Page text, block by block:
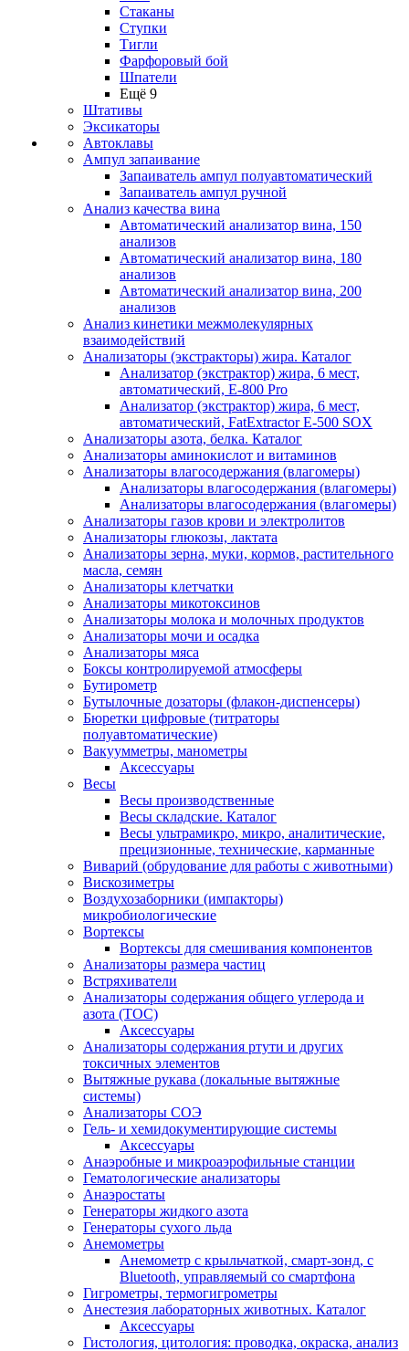
Стаканы
Ступки
Тигли
Фарфоровый бой
Шпатели
Ещё 9
Штативы
Эксикаторы
Автоклавы
Ампул запаивание
Запаиватель ампул полуавтоматический
Запаиватель ампул ручной
Анализ качества вина
Автоматический анализатор вина, 150
анализов
Автоматический анализатор вина, 180
анализов
Автоматический анализатор вина, 200
анализов
Анализ кинетики межмолекулярных
взаимодействий
Анализаторы (экстракторы) жира. Каталог
Анализатор (экстрактор) жира, 6 мест,
автоматический, E-800 Pro
Анализатор (экстрактор) жира, 6 мест,
автоматический, FatExtractor E-500 SOX
Анализаторы азота, белка. Каталог
Анализаторы аминокислот и витаминов
Анализаторы влагосодержания (влагомеры)
Анализаторы влагосодержания (влагомеры)
Анализаторы влагосодержания (влагомеры)
Анализаторы газов крови и электролитов
Анализаторы глюкозы, лактата
Анализаторы зерна, муки, кормов, растительного
масла, семян
Анализаторы клетчатки
Анализаторы микотоксинов
Анализаторы молока и молочных продуктов
Анализаторы мочи и осадка
Анализаторы мяса
Боксы контролируемой атмосферы
Бутирометр
Бутылочные дозаторы (флакон-диспенсеры)
Бюретки цифровые (титраторы
полуавтоматические)
Вакуумметры, манометры
Аксессуары
Весы
Весы производственные
Весы складские. Каталог
Весы ультрамикро, микро, аналитические,
прецизионные, технические, карманные
Виварий (обрудование для работы с животными)
Вискозиметры
Воздухозаборники (импакторы)
микробиологические
Вортексы
Вортексы для смешивания компонентов
Анализаторы размера частиц
Встряхиватели
Анализаторы содержания общего углерода и
азота (ТОС)
Аксессуары
Анализаторы содержания ртути и других
токсичных элементов
Вытяжные рукава (локальные вытяжные
системы)
Анализаторы СОЭ
Гель- и хемидокументирующие системы
Аксессуары
Анаэробные и микроаэрофильные станции
Гематологические анализаторы
Анаэростаты
Генераторы жидкого азота
Генераторы сухого льда
Анемометры
Анемометр с крыльчаткой, смарт-зонд, с
Bluetooth, управляемый со смартфона
Гигрометры, термогигрометры
Анестезия лабораторных животных. Каталог
Аксессуары
Гистология, цитология: проводка, окраска, анализ